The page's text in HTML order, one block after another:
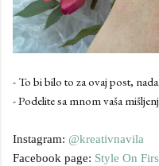
- To bi bilo to za ovaj post,
- Podelite sa mnom vaša
Instagram: @kreativnavila
Facebook page: Style On